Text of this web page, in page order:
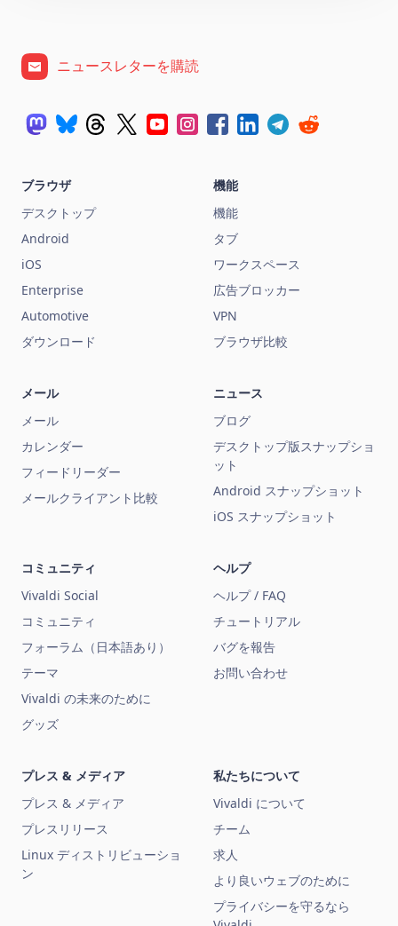
ニュースレターを購読
ブラウザ
デスクトップ
Android
iOS
Enterprise
Automotive
ダウンロード
機能
機能
タブ
ワークスペース
広告ブロッカー
VPN
ブラウザ比較
メール
メール
カレンダー
フィードリーダー
メールクライアント比較
ニュース
ブログ
デスクトップ版スナップショ
ット
Android スナップショット
iOS スナップショット
コミュニティ
Vivaldi Social
コミュニティ
フォーラム（日本語あり）
テーマ
Vivaldi の未来のために
グッズ
ヘルプ
ヘルプ / FAQ
チュートリアル
バグを報告
お問い合わせ
プレス & メディア
プレス & メディア
プレスリリース
Linux ディストリビューショ
ン
私たちについて
Vivaldi について
チーム
求人
より良いウェブのために
プライバシーを守るなら